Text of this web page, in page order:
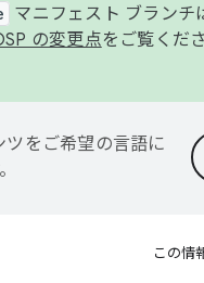
マニフェスト ブランチ
の変更点をご覧くだ
をご希望の言語に
この情